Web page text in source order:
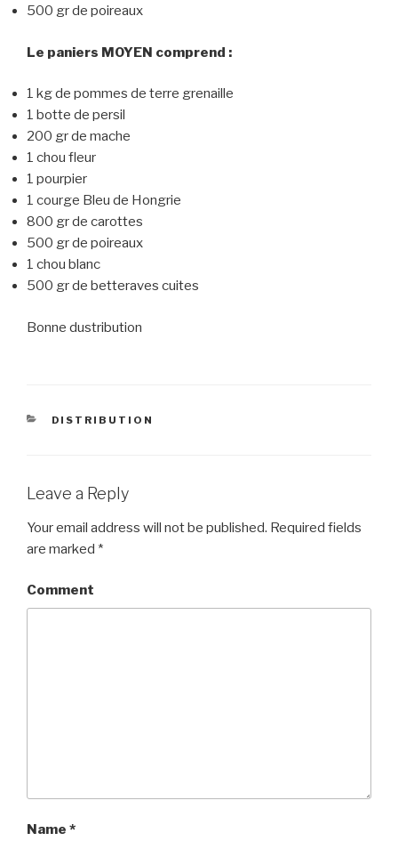
500 gr de poireaux
Le paniers MOYEN comprend :
1 kg de pommes de terre grenaille
1 botte de persil
200 gr de mache
1 chou fleur
1 pourpier
1 courge Bleu de Hongrie
800 gr de carottes
500 gr de poireaux
1 chou blanc
500 gr de betteraves cuites
Bonne dustribution
CATEGORIES
DISTRIBUTION
Leave a Reply
Your email address will not be published. Required fields
are marked *
Comment
Name *